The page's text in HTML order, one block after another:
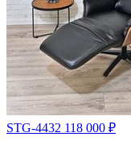
STG-4432 118 000 ₽